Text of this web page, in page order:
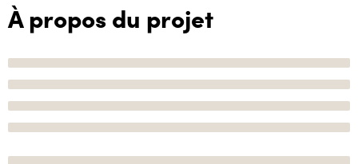
À propos du projet